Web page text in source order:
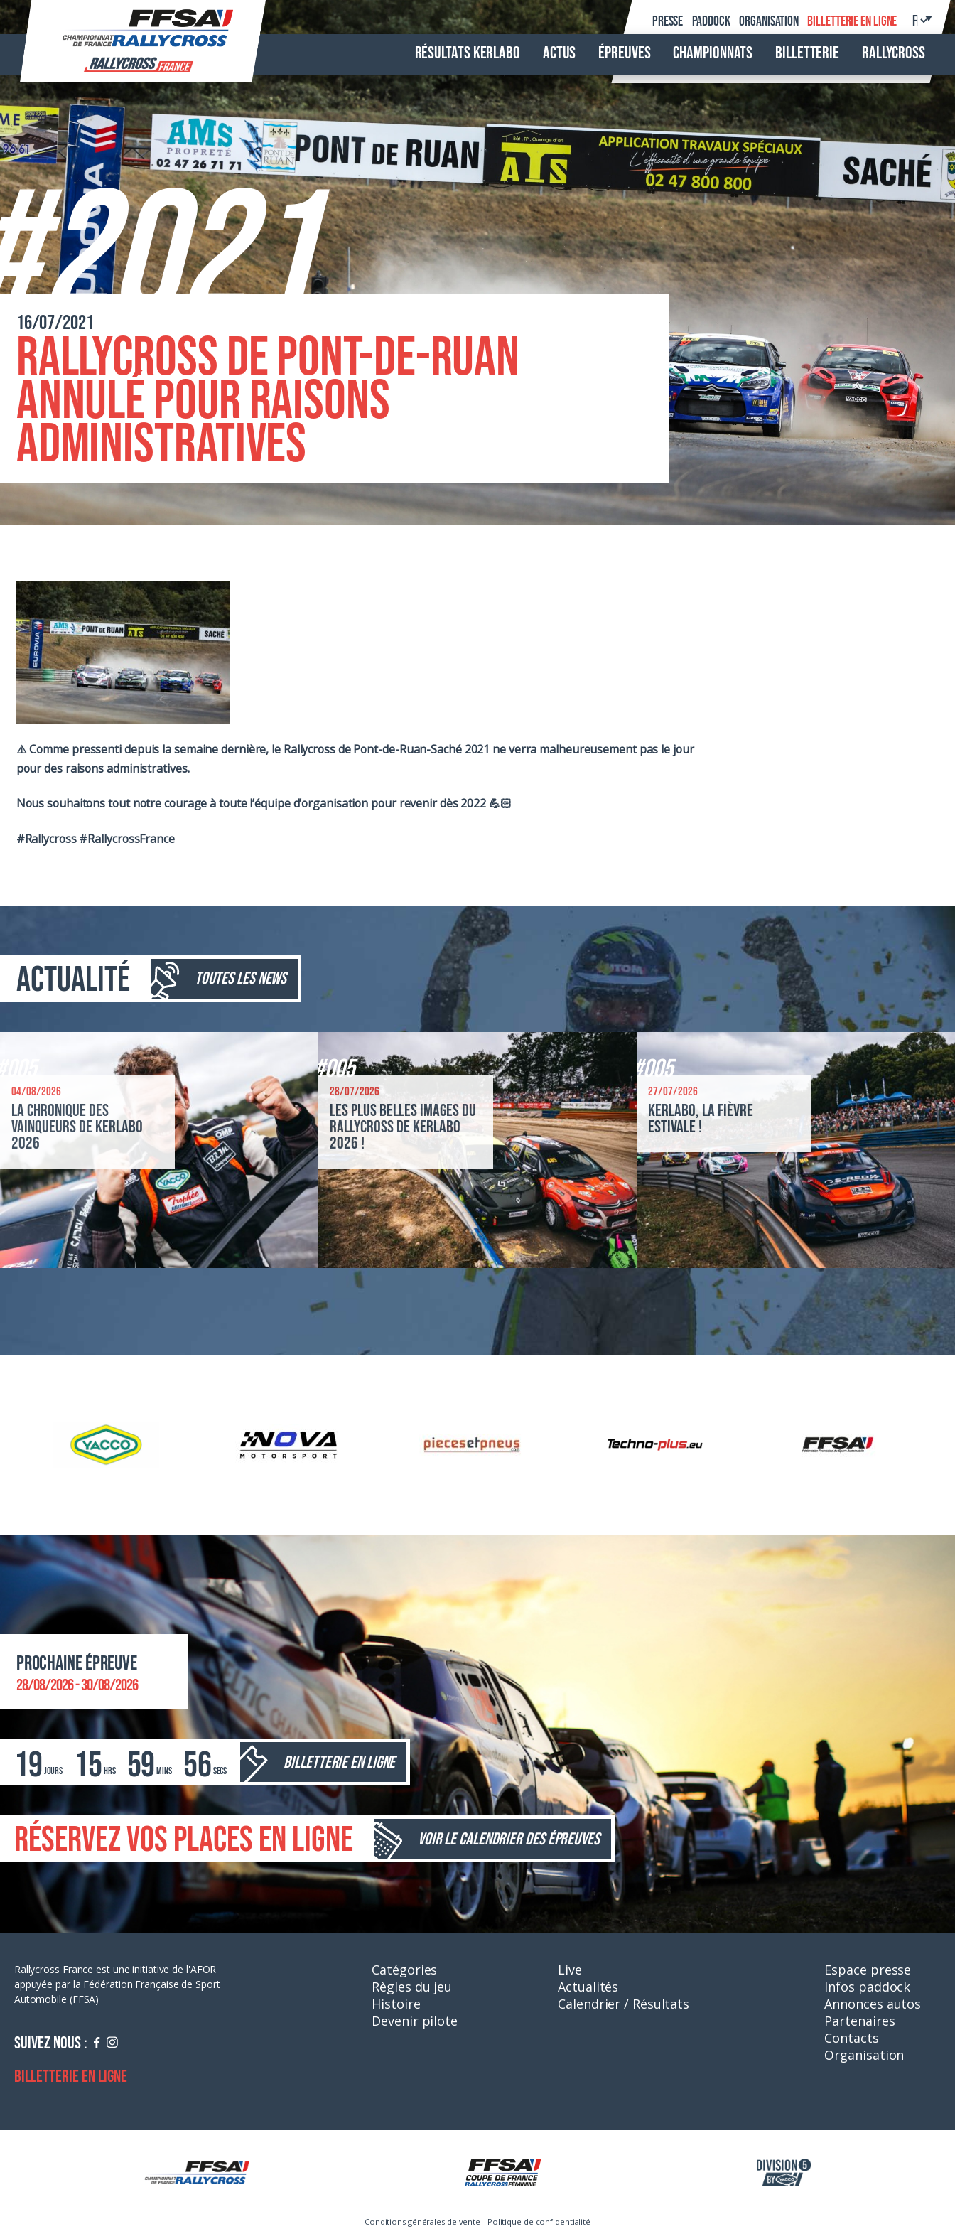
Presse Paddock Organisation Billetterie en ligne
Résultats Kerlabo Actus Épreuves Championnats Billetterie Rallycross
16/07/2021
Rallycross de Pont-de-Ruan
annulé pour raisons
administratives
⚠️ Comme pressenti depuis la semaine dernière, le Rallycross de Pont-de-Ruan-Saché 2021 ne verra malheureusement pas le jour
pour des raisons administratives.
Nous souhaitons tout notre courage à toute l’équipe d’organisation pour revenir dès 2022 💪🏻
#Rallycross #RallycrossFrance
Actualité toutes les news
04/08/2026
La chronique des
vainqueurs de Kerlabo
2026
#005
28/07/2026
Les plus belles images du
Rallycross de Kerlabo
2026 !
#005
27/07/2026
Kerlabo, la fièvre
estivale !
Prochaine épreuve
28/08/2026 - 30/08/2026
19jours 15hrs 59mins 54secs Billetterie en ligne
Réservez vos places en ligne Voir le calendrier des épreuves
Rallycross France est une initiative de l'AFOR
appuyée par la Fédération Française de Sport
Automobile (FFSA)
Suivez nous :
Billetterie en ligne
Catégories
Règles du jeu
Histoire
Devenir pilote
Live
Actualités
Calendrier / Résultats
Espace presse
Infos paddock
Annonces autos
Partenaires
Contacts
Organisation
Conditions générales de vente - Politique de confidentialité